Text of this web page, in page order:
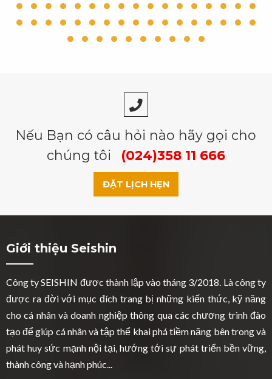
Nếu Bạn có câu hỏi nào hãy gọi cho
chúng tôi
(024)358 11 666
ĐẶT LỊCH HẸN
Giới thiệu Seishin
Công ty SEISHIN được thành lập vào tháng 3/2018. Là công ty
được ra đời với mục đích trang bị những kiến thức, kỹ năng
cho cá nhân và doanh nghiệp thông qua các chương trình đào
tạo để giúp cá nhân và tập thể khai phá tiềm năng bên trong và
phát huy sức mạnh nội tại, hướng tới sự phát triển bền vững,
thành công và hạnh phúc...